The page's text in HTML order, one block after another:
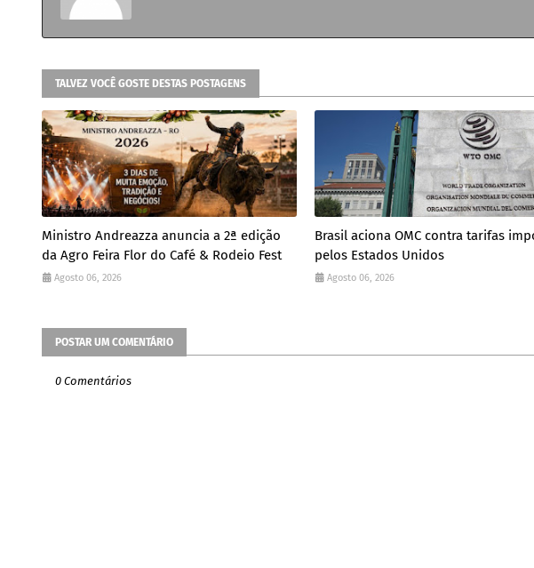
TALVEZ VOCÊ GOSTE DESTAS POSTAGENS
Ministro Andreazza anuncia a 2ª edição
da Agro Feira Flor do Café & Rodeio Fest
Agosto 06, 2026
Brasil aciona OMC contra tarifas
pelos Estados Unidos
Agosto 06, 2026
POSTAR UM COMENTÁRIO
0 Comentários